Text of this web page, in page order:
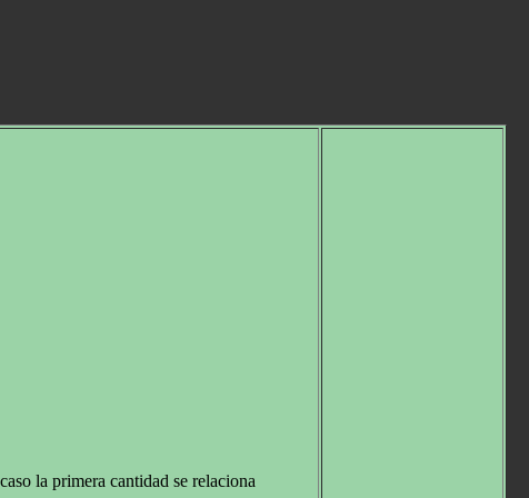
la primera cantidad se relaciona